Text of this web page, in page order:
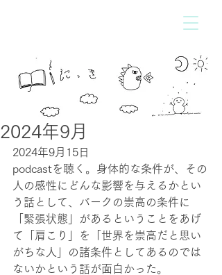
2024年9月
2024年9月15日
podcastを聴く。身体的な条件が、その
人の感性にどんな影響を与えるかとい
う話として、バークの崇高の条件に
「緊張状態」があるということをあげ
て「肩こり」を「世界を崇高だと思い
がちな人」の諸条件としてあるのでは
ないかという話が面白かった。